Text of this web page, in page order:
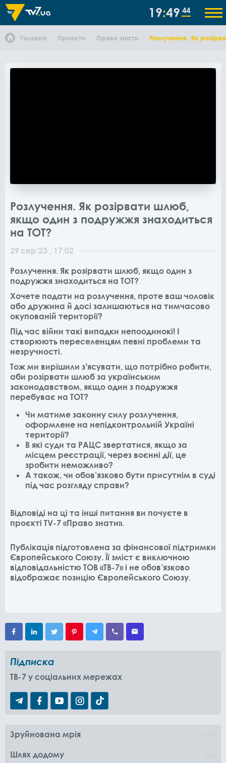
19 49 45
Головна Проєкти Право знати Розлучення. Як
Розлучення. Як розірвати шлюб,
якщо один з подружжя знаходиться
на ТОТ?
29 сер'23 , 17:02
Розлучення. Як розірвати шлюб, якщо один з
подружжя знаходиться на ТОТ?
Хочете подати на розлучення, проте ваш чоловік
або дружина й досі залишаються на тимчасово
окупованій території?
Під час війни такі випадки непоодинокі! І
створюють переселенцям певні проблеми та
незручності.
Тож ми вирішили зʼясувати, що потрібно робити,
аби розірвати шлюб за українським
законодавством, якщо один з подружжя
перебуває на ТОТ?
Чи матиме законну силу розлучення,
оформлене на непідконтрольній Україні
території?
В які суди та РАЦС звертатися, якщо за
місцем реєстрації, через воєнні дії, це
зробити неможливо?
А також, чи обов’язково бути присутнім в суді
під час розгляду справи?
Відповіді на ці та інші питання ви почуєте в
проєкті TV-7 «Право знати».
Публікація підготовлена за фінансової підтримки
Європейського Союзу. Її зміст є виключною
відповідальністю ТОВ «ТВ-7» і не обов’язково
відображає позицію Європейського Союзу.
Підписка
TB-7 у соціальних мережах
Зруйнована мрія
Шлях додому